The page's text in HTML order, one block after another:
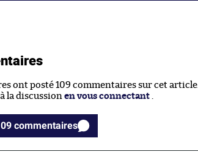
ont posté 109 commentaires sur cet article.
la discussion en vous connectant
Voir les 109 commentaires